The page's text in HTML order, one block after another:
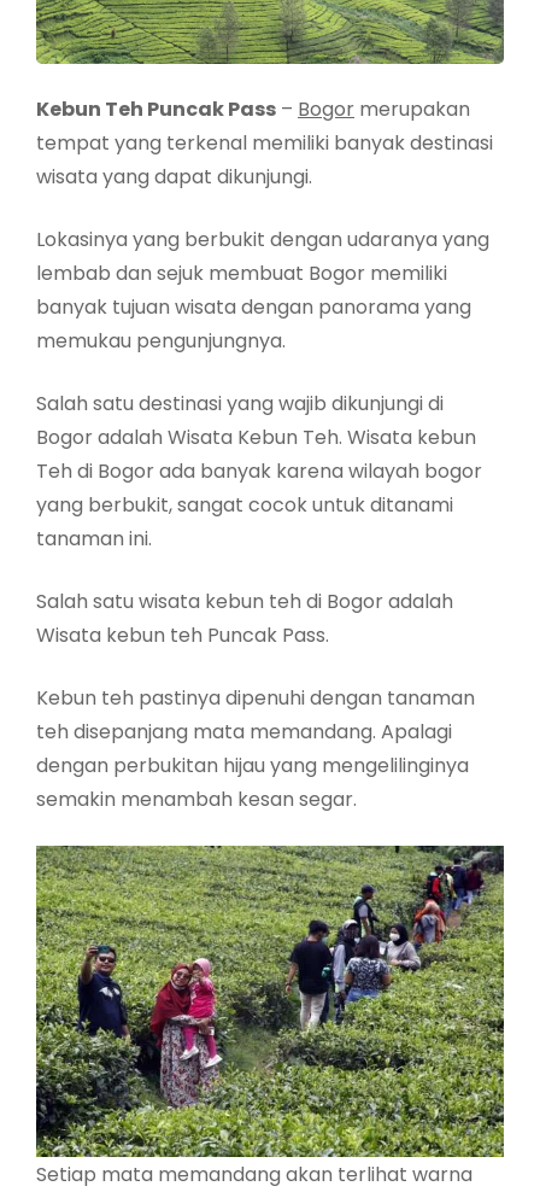
Kebun Teh Puncak Pass – Bogor merupakan
tempat yang terkenal memiliki banyak destinasi
wisata yang dapat dikunjungi.
Lokasinya yang berbukit dengan udaranya yang
lembab dan sejuk membuat Bogor memiliki
banyak tujuan wisata dengan panorama yang
memukau pengunjungnya.
Salah satu destinasi yang wajib dikunjungi di
Bogor adalah Wisata Kebun Teh. Wisata kebun
Teh di Bogor ada banyak karena wilayah bogor
yang berbukit, sangat cocok untuk ditanami
tanaman ini.
Salah satu wisata kebun teh di Bogor adalah
Wisata kebun teh Puncak Pass.
Kebun teh pastinya dipenuhi dengan tanaman
teh disepanjang mata memandang. Apalagi
dengan perbukitan hijau yang mengelilinginya
semakin menambah kesan segar.
Setiap mata memandang akan terlihat warna